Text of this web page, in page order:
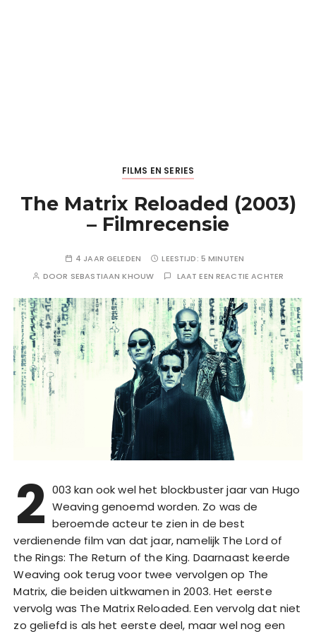
FILMS EN SERIES
The Matrix Reloaded (2003)
– Filmrecensie
4 JAAR GELEDEN LEESTIJD: 5 MINUTEN
DOOR SEBASTIAAN KHOUW LAAT EEN REACTIE ACHTER
2 003 kan ook wel het blockbuster jaar van Hugo
Weaving genoemd worden. Zo was de
beroemde acteur te zien in de best
verdienende film van dat jaar, namelijk The Lord of
the Rings: The Return of the King. Daarnaast keerde
Weaving ook terug voor twee vervolgen op The
Matrix, die beiden uitkwamen in 2003. Het eerste
vervolg was The Matrix Reloaded. Een vervolg dat niet
zo geliefd is als het eerste deel, maar wel nog een